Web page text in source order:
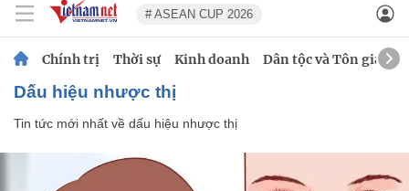
# ASEAN CUP 2026
Chính trị Thời sự Kinh doanh Dân tộc và Tôn giáo
dấu hiệu nhược thị
Tin tức mới nhất về dấu hiệu nhược thị